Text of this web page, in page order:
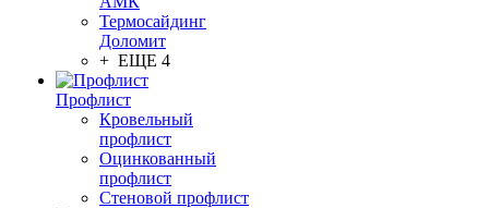
Термосайдинг
Доломит
+ ЕЩЕ 4
Профлист
Кровельный
профлист
Оцинкованный
профлист
Стеновой профлист